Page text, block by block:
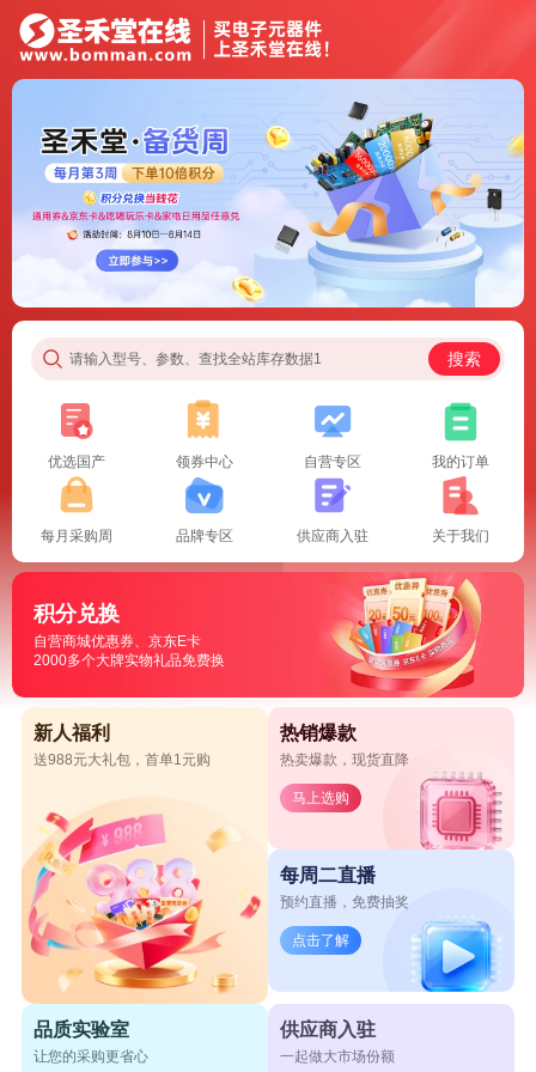
请输入型号、参数、查找全站库存数据1 搜索
优选国产 领券中心 自营专区 我的订单
每月采购周 品牌专区 供应商入驻 关于我们
积分兑换
自营商城优惠券、京东E卡
2000多个大牌实物礼品免费换
新人福利
送988元大礼包，首单1元购
热销爆款
热卖爆款，现货直降
马上选购
每周二直播
预约直播，免费抽奖
点击了解
品质实验室
让您的采购更省心
供应商入驻
一起做大市场份额